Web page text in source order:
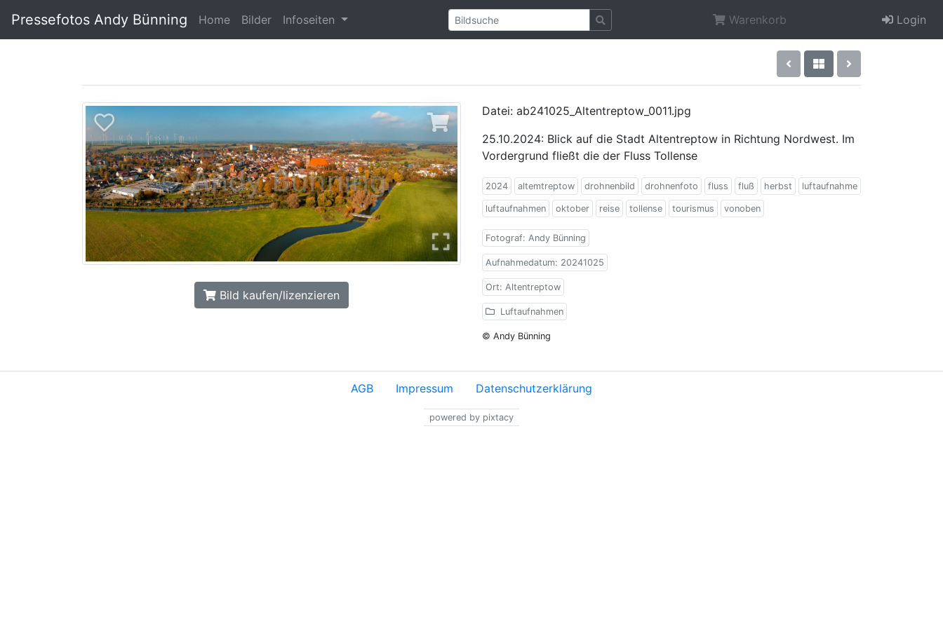
Pressefotos Andy Bünning Home Bilder Infoseiten Warenkorb Login
Bild kaufen/lizenzieren
Datei: ab241025_Altentreptow_0011.jpg
25.10.2024: Blick auf die Stadt Altentreptow in Richtung Nordwest. Im
Vordergrund fließt die der Fluss Tollense
2024 altemtreptow drohnenbild drohnenfoto fluss fluß herbst luftaufnahme
luftaufnahmen oktober reise tollense tourismus vonoben
Fotograf: Andy Bünning
Aufnahmedatum: 20241025
Ort: Altentreptow
Luftaufnahmen
© Andy Bünning
AGB Impressum Datenschutzerklärung
powered by pixtacy